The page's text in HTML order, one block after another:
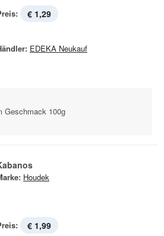
€ 1,29
EDEKA Neukauf
Geschmack 100g
Houdek
€ 1,99